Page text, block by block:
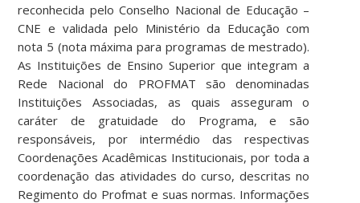
reconhecida pelo Conselho Nacional de Educação –
CNE e validada pelo Ministério da Educação com
nota 5 (nota máxima para programas de mestrado).
As Instituições de Ensino Superior que integram a
Rede Nacional do PROFMAT são denominadas
Instituições Associadas, as quais asseguram o
caráter de gratuidade do Programa, e são
responsáveis, por intermédio das respectivas
Coordenações Acadêmicas Institucionais, por toda a
coordenação das atividades do curso, descritas no
Regimento do Profmat e suas normas. Informações